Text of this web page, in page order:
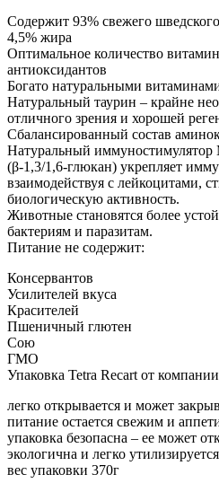
Содержит 93% свежего
4,5% жира
Оптимальное количество
антиоксидантов
Богато натуральными
Натуральный таурин – крайне
отличного зрения и хорошей
Сбалансированный состав
Натуральный
(β-1,3/1,6-глюкан) укрепляет
взаимодействуя с лейкоцитами,
биологическую активность.
Животные становятся более
бактериям и паразитам.
Питание не содержит:
Консервантов
Усилителей вкуса
Красителей
Пшеничный глютен
Сою
ГМО
Упаковка Tetra Recart от
легко открывается и может
питание остается свежим и
упаковка безопасна – ее может
экологична и легко утилизируется
вес упаковки 370г